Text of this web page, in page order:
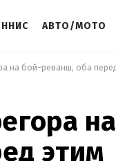
АВТО/МОТО
на
этим